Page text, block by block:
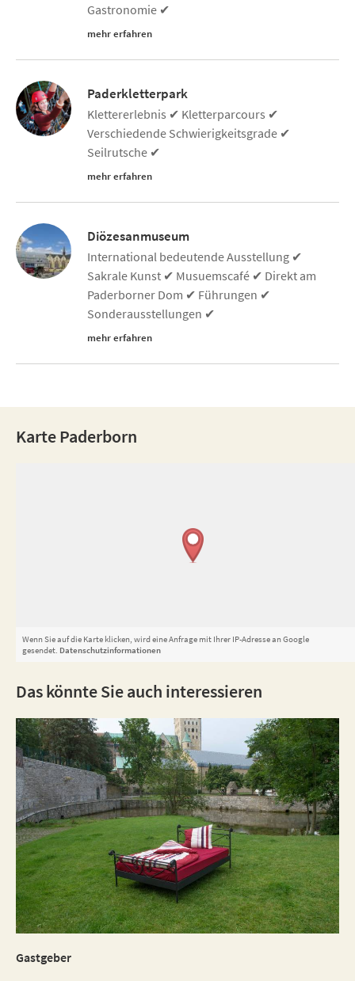
Gastronomie ✔
mehr erfahren
Paderkletterpark
Klettererlebnis ✔ Kletterparcours ✔
Verschiedende Schwierigkeitsgrade ✔
Seilrutsche ✔
mehr erfahren
Diözesanmuseum
International bedeutende Ausstellung ✔
Sakrale Kunst ✔ Musuemscafé ✔ Direkt am
Paderborner Dom ✔ Führungen ✔
Sonderausstellungen ✔
mehr erfahren
Karte Paderborn
Wenn Sie auf die Karte klicken, wird eine Anfrage mit Ihrer IP-Adresse an Google
gesendet. Datenschutzinformationen
Das könnte Sie auch interessieren
Gastgeber